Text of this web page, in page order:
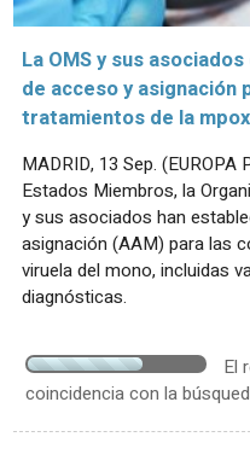
La OMS y sus
de acceso y asignación
tratamientos de la mpox
MADRID, 13 Sep.
Estados Miembros, la
y sus asociados han
asignación (AAM) para las
viruela del mono, incluidas
diagnósticas.
El
coincidencia con la